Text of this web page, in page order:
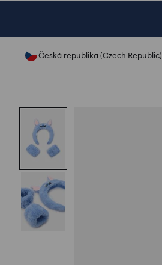
Česká republika (Czech Republic)